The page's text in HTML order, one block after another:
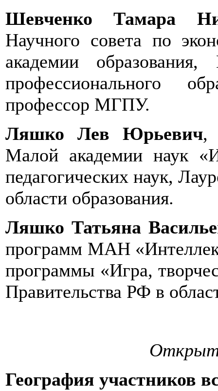
Шевченко Тамара
Научного совета по
академии
профессионального
профессор МГПУ.
Ляшко Лев Юрьевич,
Малой академии наук
педагогических наук,
области образования.
Ляшко Татьяна
программ МАН
программы «Игра,
Правительства РФ в
География участников